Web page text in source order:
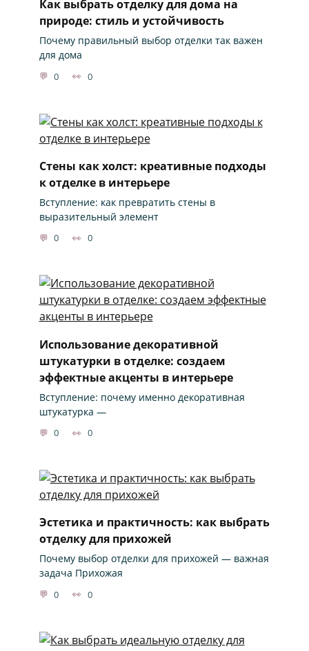
Как выбрать отделку для дома на
природе: стиль и устойчивость
Почему правильный выбор отделки так важен
для дома
0 0
Стены как холст: креативные подходы
к отделке в интерьере
Вступление: как превратить стены в
выразительный элемент
0 0
Использование декоративной
штукатурки в отделке: создаем
эффектные акценты в интерьере
Вступление: почему именно декоративная
штукатурка —
0 0
Эстетика и практичность: как выбрать
отделку для прихожей
Почему выбор отделки для прихожей — важная
задача Прихожая
0 0